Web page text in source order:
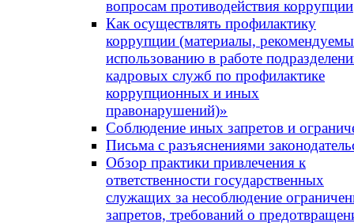
вопросам противодействия коррупции
Как осуществлять профилактику
коррупции (материалы,
использованию в работе
кадровых служб по профилактике
коррупционных и иных
правонарушений)»
Соблюдение иных запретов и
Письма с разъяснениями
Обзор практики привлечения к
ответственности государственных
служащих за несоблюдение
запретов, требований о